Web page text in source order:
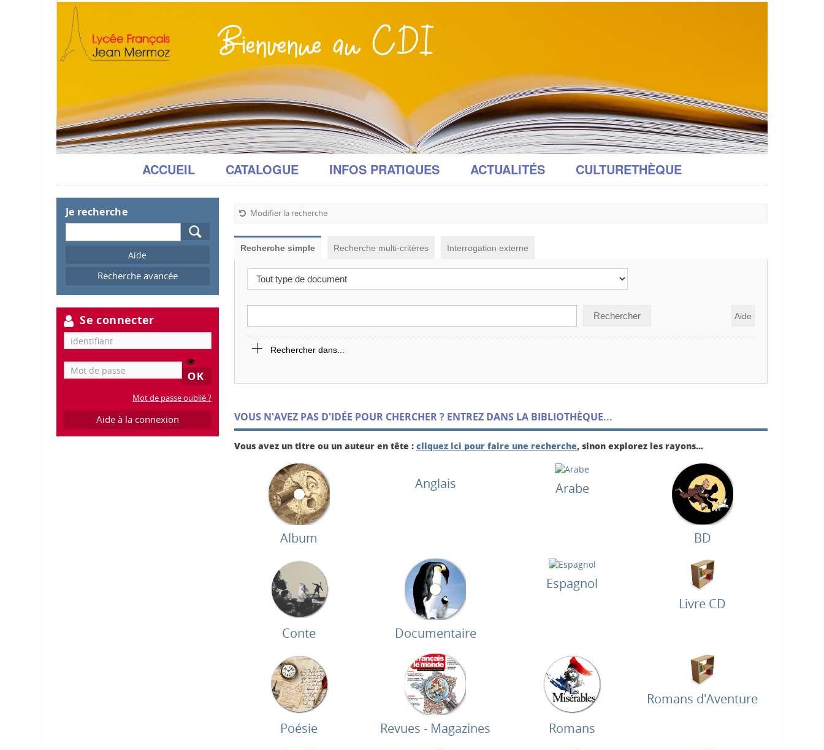
ACCUEIL CATALOGUE INFOS PRATIQUES ACTUALITÉS CULTURETHÈQUE
Je recherche
Recherche
Recherche avancée
Se connecter
Mot de passe oublié ?
Aide à la connexion
Modifier la recherche
Recherche simple Recherche multi-critères Interrogation externe
Rechercher dans...
VOUS N'AVEZ PAS D'IDÉE POUR CHERCHER ? ENTREZ DANS LA BIBLIOTHÈQUE...
Vous avez un titre ou un auteur en tête : cliquez ici pour faire une recherche, sinon explorez les rayons...
Album
Anglais Arabe
BD
Conte Documentaire
Espagnol
Livre CD
Poésie Revues - Magazines Romans
Romans d'Aventure